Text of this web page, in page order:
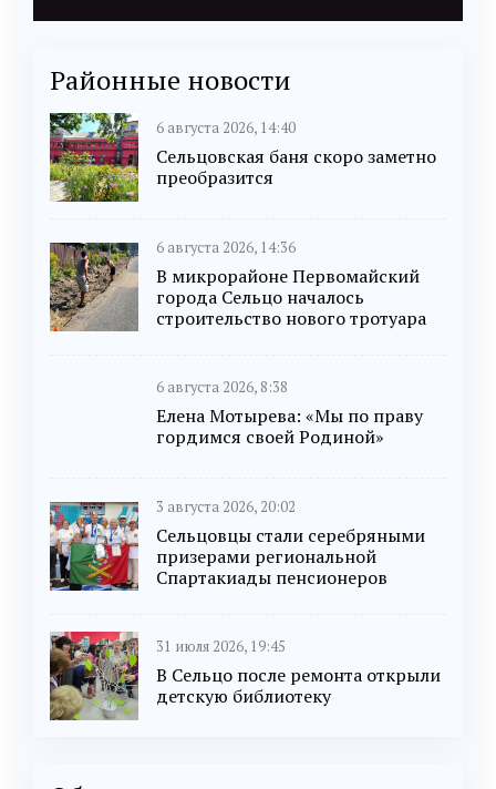
Районные новости
6 августа 2026, 14:40
Сельцовская баня скоро заметно
преобразится
6 августа 2026, 14:36
В микрорайоне Первомайский
города Сельцо началось
строительство нового тротуара
6 августа 2026, 8:38
Елена Мотырева: «Мы по праву
гордимся своей Родиной»
3 августа 2026, 20:02
Сельцовцы стали серебряными
призерами региональной
Спартакиады пенсионеров
31 июля 2026, 19:45
В Сельцо после ремонта открыли
детскую библиотеку